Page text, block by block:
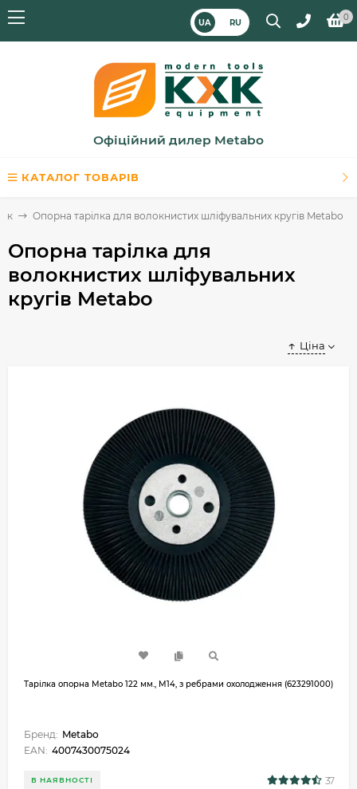
UA RU
0
Офіційний дилер Metabo
КАТАЛОГ ТОВАРІВ
Опорна тарілка для волокнистих шліфувальних кругів Metabo
Опорна тарілка для
волокнистих шліфувальних
кругів Metabo
Ціна
Тарілка опорна Metabo 122 мм., M14, з ребрами охолодження (623291000)
Бренд: Metabo
EAN: 4007430075024
В НАЯВНОСТІ 37